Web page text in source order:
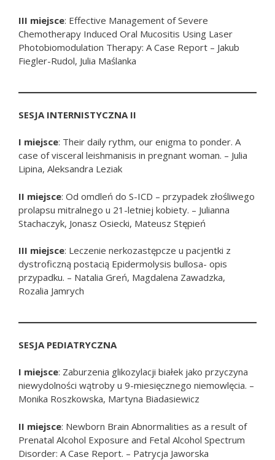
III miejsce: Effective Management of Severe
Chemotherapy Induced Oral Mucositis Using Laser
Photobiomodulation Therapy: A Case Report – Jakub
Fiegler-Rudol, Julia Maślanka
SESJA INTERNISTYCZNA II
I miejsce: Their daily rythm, our enigma to ponder. A
case of visceral leishmanisis in pregnant woman. – Julia
Lipina, Aleksandra Leziak
II miejsce: Od omdleń do S-ICD – przypadek złośliwego
prolapsu mitralnego u 21-letniej kobiety. – Julianna
Stachaczyk, Jonasz Osiecki, Mateusz Stępień
III miejsce: Leczenie nerkozastępcze u pacjentki z
dystroficzną postacią Epidermolysis bullosa- opis
przypadku. – Natalia Greń, Magdalena Zawadzka,
Rozalia Jamrych
SESJA PEDIATRYCZNA
I miejsce: Zaburzenia glikozylacji białek jako przyczyna
niewydolności wątroby u 9-miesięcznego niemowlęcia. –
Monika Roszkowska, Martyna Biadasiewicz
II miejsce: Newborn Brain Abnormalities as a result of
Prenatal Alcohol Exposure and Fetal Alcohol Spectrum
Disorder: A Case Report. – Patrycja Jaworska